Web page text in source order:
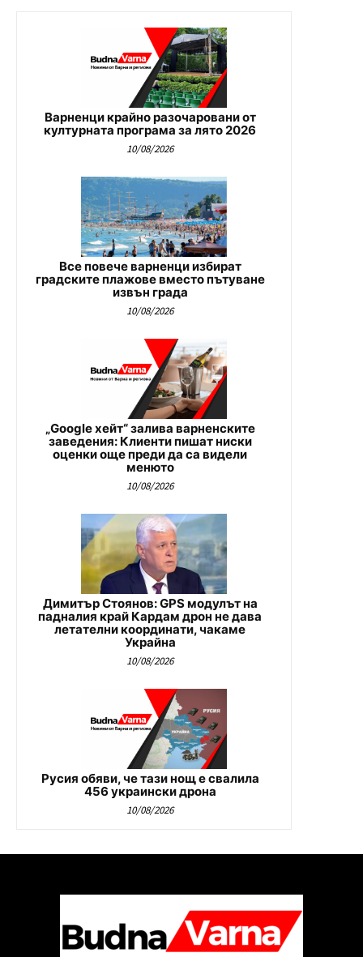
Варненци крайно разочаровани от
културната програма за лято 2026
10/08/2026
Все повече варненци избират
градските плажове вместо пътуване
извън града
10/08/2026
„Google хейт“ залива варненските
заведения: Клиенти пишат ниски
оценки още преди да са видели
менюто
10/08/2026
Димитър Стоянов: GPS модулът на
падналия край Кардам дрон не дава
летателни координати, чакаме
Украйна
10/08/2026
Русия обяви, че тази нощ е свалила
456 украински дрона
10/08/2026